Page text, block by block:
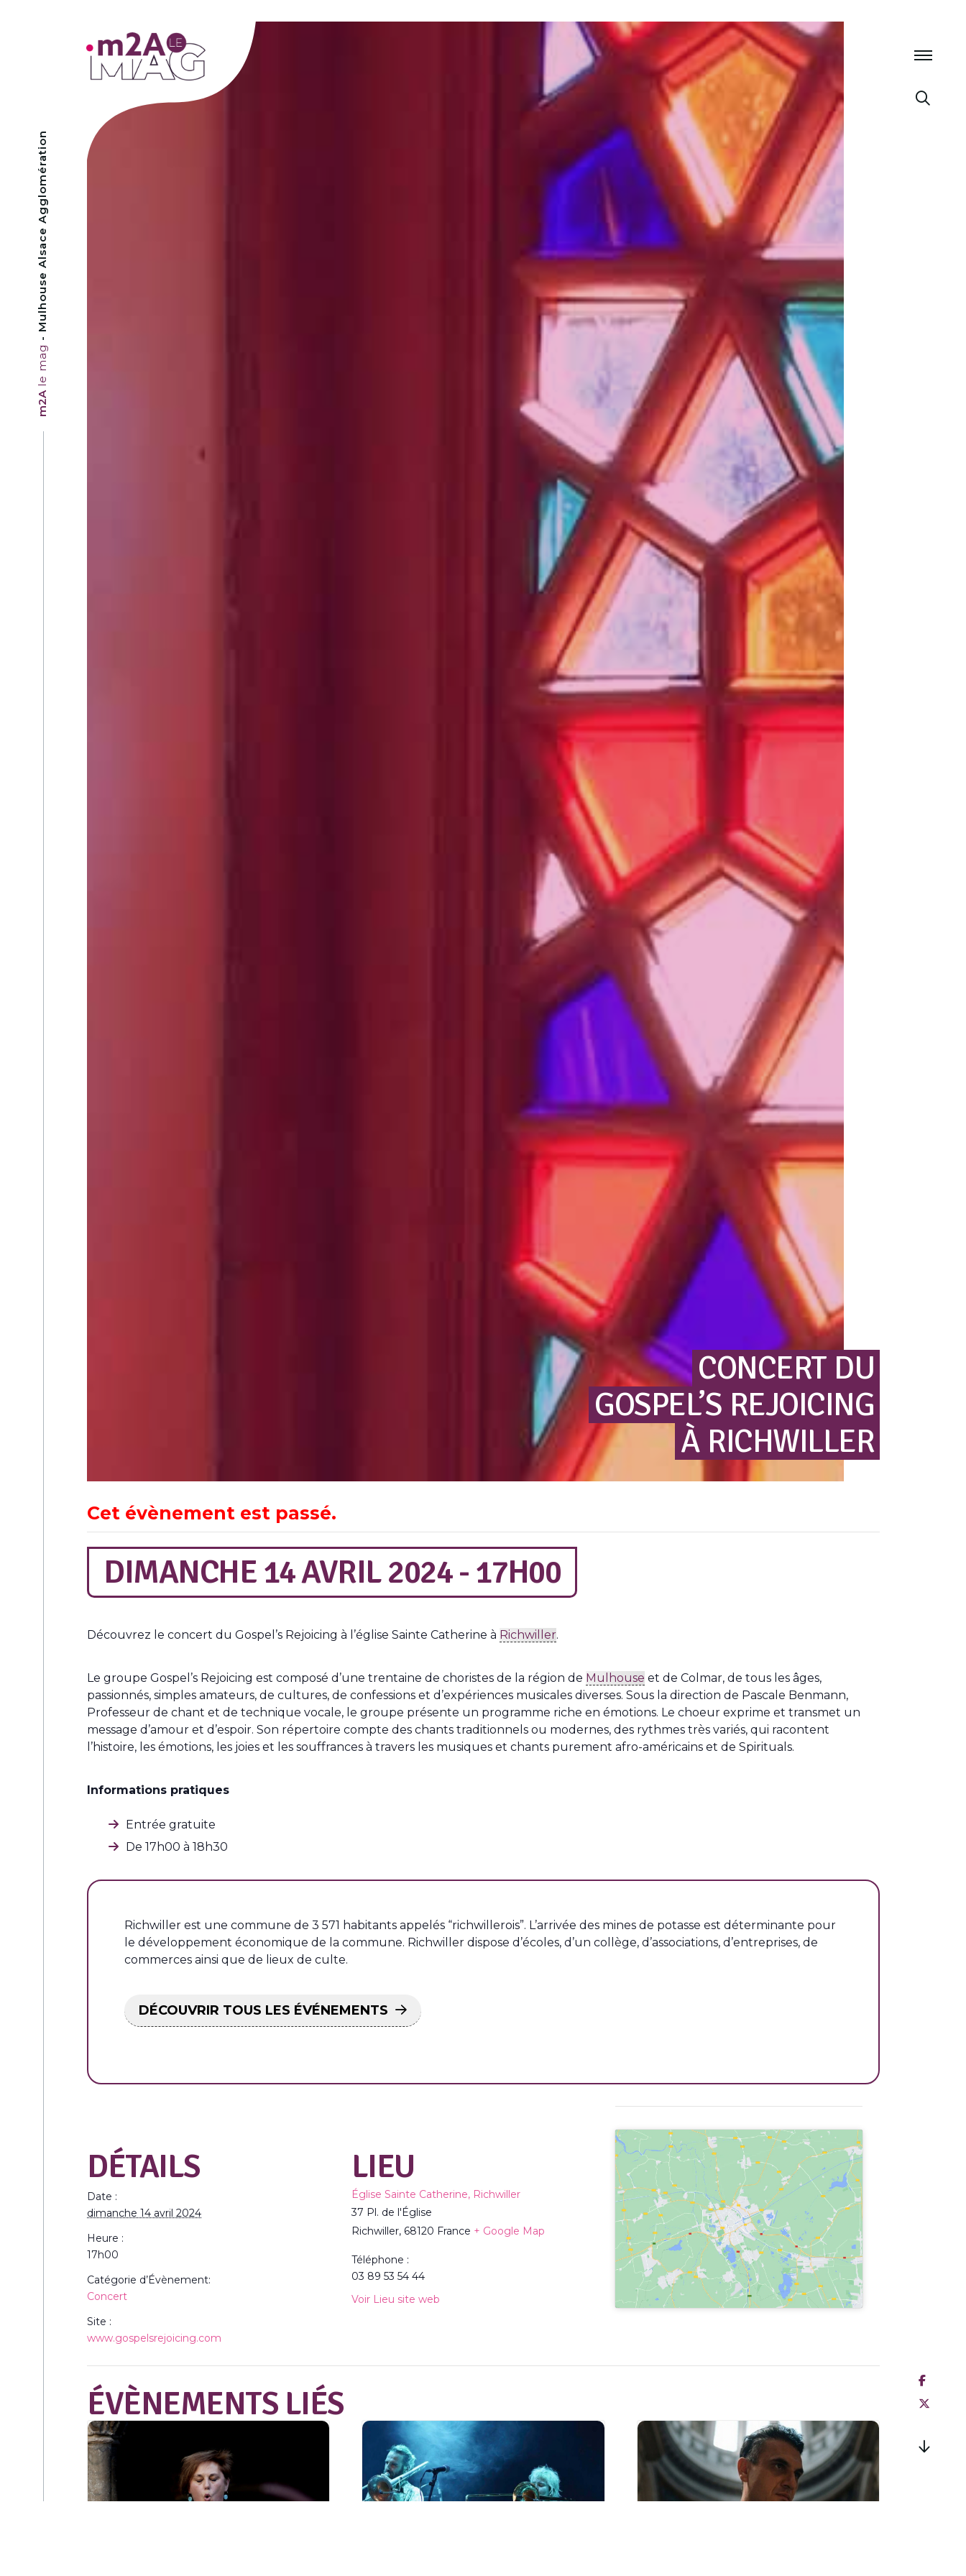
m2A
le mag
- Mulhouse Alsace Agglomération
CONCERT DU
GOSPEL’S REJOICING
À RICHWILLER
Cet évènement est passé.
DIMANCHE 14 AVRIL 2024 - 17H00
Découvrez le concert du Gospel’s Rejoicing à l’église Sainte Catherine à Richwiller.
Le groupe Gospel’s Rejoicing est composé d’une trentaine de choristes de la région de Mulhouse et de Colmar, de tous les âges,
passionnés, simples amateurs, de cultures, de confessions et d’expériences musicales diverses. Sous la direction de Pascale Benmann,
Professeur de chant et de technique vocale, le groupe présente un programme riche en émotions. Le choeur exprime et transmet un
message d’amour et d’espoir. Son répertoire compte des chants traditionnels ou modernes, des rythmes très variés, qui racontent
l’histoire, les émotions, les joies et les souffrances à travers les musiques et chants purement afro-américains et de Spirituals.
Informations pratiques
Entrée gratuite
De 17h00 à 18h30
Richwiller est une commune de 3 571 habitants appelés “richwillerois”. L’arrivée des mines de potasse est déterminante pour
le développement économique de la commune. Richwiller dispose d’écoles, d’un collège, d’associations, d’entreprises, de
commerces ainsi que de lieux de culte.
DÉCOUVRIR TOUS LES ÉVÉNEMENTS
DÉTAILS
Date :
dimanche 14 avril 2024
Heure :
17h00
Catégorie d’Évènement:
Concert
Site :
www.gospelsrejoicing.com
LIEU
Église Sainte Catherine, Richwiller
37 Pl. de l'Église
Richwiller, 68120 France + Google Map
Téléphone :
03 89 53 54 44
Voir Lieu site web
ÉVÈNEMENTS LIÉS